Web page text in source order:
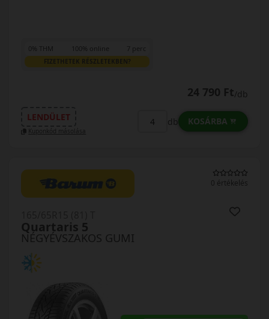
0% THM 100% online 7 perc
FIZETHETEK RÉSZLETEKBEN?
24 790 Ft/db
LENDÜLET
Kuponkód másolása
db KOSÁRBA
0 értékelés
NÉGYÉVSZAKOS GUMI
Quartaris 5